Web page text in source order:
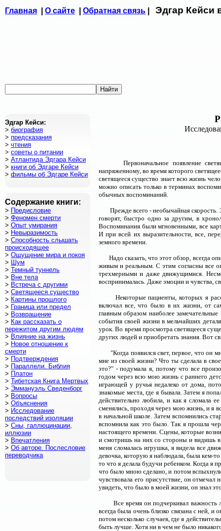
Первоначальное появление
напряженному, во время которого
светящееся существо знает всю жизнь
можно описать только в терминах
обычных воспоминаний.
Прежде всего - необычайная
говорят, быстро одно за другим, в
Воспоминания были мгновенными, все
И при всей их выразительности, все,
земного времени.
Надо сказать, что этот обзор, всегда
живым и реальным. С этим согласны все
трехмерными и даже движущимися.
воспринималась. Даже эмоции и чувства,
Некоторые пациенты, которых я
включал все, что было в их жизни, от
главным образом наиболее
события своей жизни в мельчайших
урок. Во время просмотра светящееся
других людей и приобретать знания. Вот
"Когда появился свет, первое, что он
мне из своей жизни? Что ты сделала в
это?" - подумала я, потому что все
годом через всю мою жизнь с раннего
играющей у ручья недалеко от дома,
знакомые места, где я бывала. Затем я
действительно любила, и как я сломала
сменялись, проходя через мою жизнь, и я
в начальной школе. Затем вспомнились
вспомнила как это было. Так я прошла
настоящего времени. Сцены, которые
и смотришь на них со стороны и видишь
меня сломалась игрушка, я видела все
девочка, которую я наблюдала, была кем-
то что я делала будучи ребенком. Когда я
что было мною сделано, и потом
чувствовала его присутствие, он
увидеть, что было в моей жизни, он знал
Все время он подчеркивал
всегда была очень близко связана с ней,
потом несколько случаев, где я
быть лучше. Хотя ни в чем не было
Эдгар Кейси:
> биография
> предсказания
> чтения
> советы о питании
> Атлантида Эдгара Кейси
> книги об Эдгаре Кейси
> фильмы об Эдгаре Кейси
Содержание книги:
> Предисловие
> Феномен смерти
> Опыт умирания
> Невыразимость
> Способность слышать
происходящее
> Ощущение мира и покоя
> Шум
> Темный туннель
> Вне тела
> Встреча с другими
> Светящееся существо
> Картины прошлого
> Граница или предел
> Возвращение
> Как рассказать о
пережитом другим людям
> Влияние на жизнь
> Новое отношение к
смерти
> Подтверждения
> Параллели. Библия
> Платон
> Тибетская Книга Мертвых
> Эммануэль Сведенборг
> Вопросы
> Объяснения
> Исследование
последствий изоляции
> Сны, галлюцинации,
иллюзии
> Впечатления
> Об авторе. Послесловие
переводчика
Главная О сайте Обратная связь Эдгар Кейси